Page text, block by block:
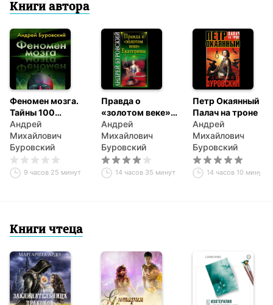
Книги автора
Феномен мозга.
Тайны 100
миллиардов
нейронов
Андрей
Михайлович
Буровский
9 часов 25 минут
Правда о
«золотом веке»
Екатерины
Андрей
Михайлович
Буровский
14 часов 35 минут
Петр Окаянный.
Палач на троне
Андрей
Михайлович
Буровский
14 часов 10 минут
Книги чтеца